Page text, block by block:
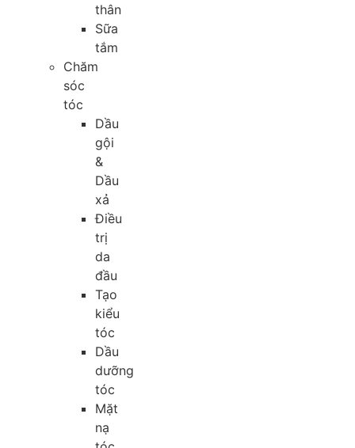
thân
Sữa
tắm
Chăm
sóc
tóc
Dầu
gội
&
Dầu
xả
Điều
trị
da
đầu
Tạo
kiểu
tóc
Dầu
dưỡng
tóc
Mặt
nạ